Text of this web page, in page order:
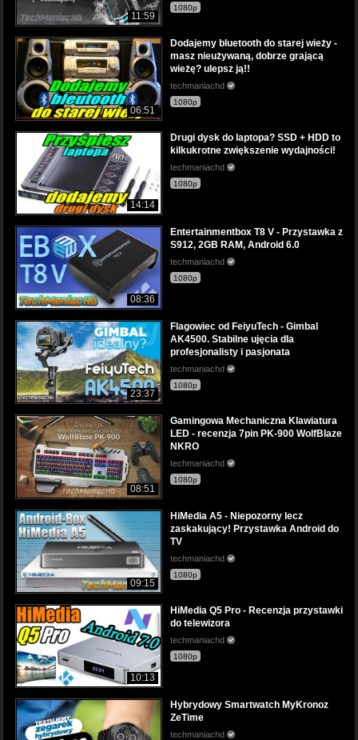
11:59
1080p
06:51
Dodajemy bluetooth do starej wieży -
masz nieużywaną, dobrze grającą
wieżę? ulepsz ją!!
techmaniachd
1080p
14:14
Drugi dysk do laptopa? SSD + HDD to
kilkukrotne zwiększenie wydajności!
techmaniachd
1080p
08:36
Entertainmentbox T8 V - Przystawka z
S912, 2GB RAM, Android 6.0
techmaniachd
1080p
23:37
Flagowiec od FeiyuTech - Gimbal
AK4500. Stabilne ujęcia dla
profesjonalisty i pasjonata
techmaniachd
1080p
08:51
Gamingowa Mechaniczna Klawiatura
LED - recenzja 7pin PK-900 WolfBlaze
NKRO
techmaniachd
1080p
09:15
HiMedia A5 - Niepozorny lecz
zaskakujący! Przystawka Android do
TV
techmaniachd
1080p
10:13
HiMedia Q5 Pro - Recenzja przystawki
do telewizora
techmaniachd
1080p
Hybrydowy Smartwatch MyKronoz
ZeTime
techmaniachd